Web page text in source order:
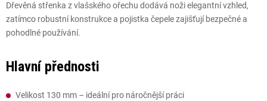
Dřevěná střenka z vlašského ořechu dodává noži elegantní vzhled,
zatímco robustní konstrukce a pojistka čepele zajišťují bezpečné a
pohodlné používání.
Hlavní přednosti
Velikost 130 mm – ideální pro náročnější práci